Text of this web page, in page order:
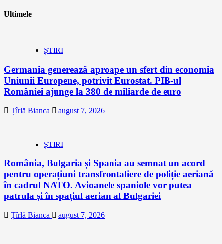
Ultimele
ȘTIRI
Germania generează aproape un sfert din economia
Uniunii Europene, potrivit Eurostat. PIB-ul
României ajunge la 380 de miliarde de euro
Țîrlă Bianca august 7, 2026
ȘTIRI
România, Bulgaria și Spania au semnat un acord
pentru operațiuni transfrontaliere de poliție aeriană
în cadrul NATO. Avioanele spaniole vor putea
patrula și în spațiul aerian al Bulgariei
Țîrlă Bianca august 7, 2026